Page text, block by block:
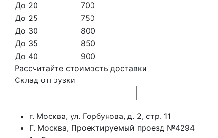
До 20
700
До 25
750
До 30
800
До 35
850
До 40
900
Рассчитайте стоимость доставки
Склад отгрузки
г. Москва, ул. Горбунова, д. 2, стр. 11
Г. Москва, Проектируемый проезд №4294